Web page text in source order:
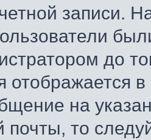
записи.
до
на
почты, то